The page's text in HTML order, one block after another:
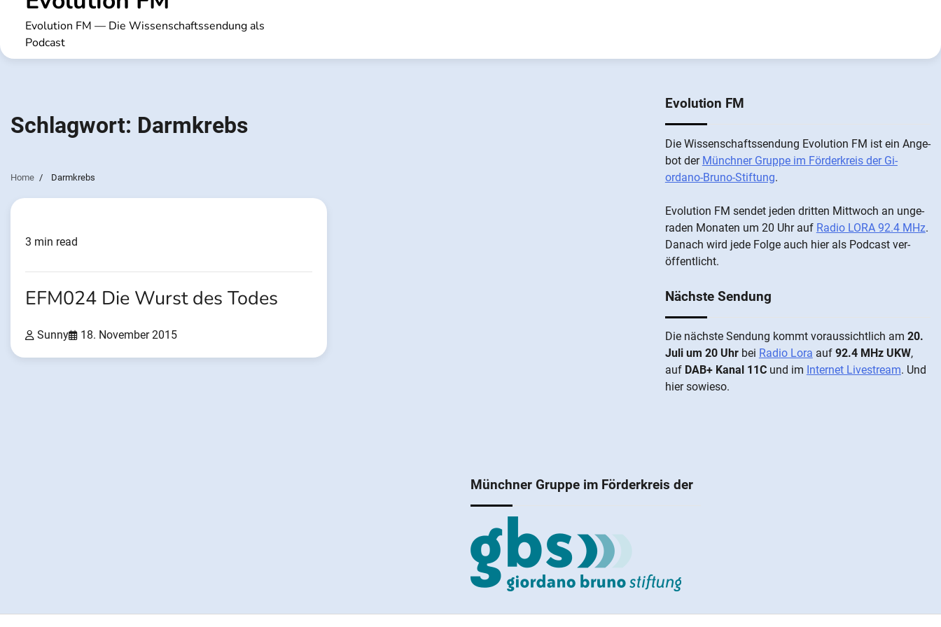
Evolution FM — Die Wissenschaftssendung als
Podcast
Schlagwort: Darmkrebs
Home Darmkrebs
3 min read
EFM024 Die Wurst des Todes
Sunny 18. November 2015
Evolution FM
Die Wis­sen­schafts­send­ung Evolution FM ist ein An­ge­
bot der Münch­ner Grup­pe im För­der­kreis der Gi­
ordano-Bruno-Stiftung.
Evolution FM sen­det je­den drit­ten Mitt­woch an un­ge­
ra­den Mo­nat­en um 20 Uhr auf Radio LORA 92.4 MHz.
Da­nach wird je­de Fol­ge auch hier als Pod­cast ver­
öffentlicht.
Nächste Sendung
Die näch­ste Sen­dung kommt vor­aus­sicht­lich am 20.
Juli um 20 Uhrbei Radio Lora auf 92.4 MHz UKW,
auf DAB+ Kanal 11Cund im Internet Livestream. Und
hier sowieso.
Münchner Gruppe im Förderkreis der